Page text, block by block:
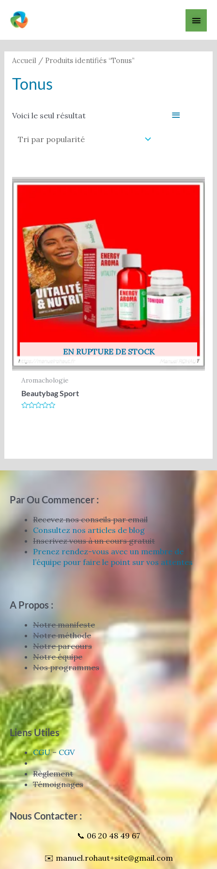
contenu
Accueil/ Produits identifiés “Tonus”
Tonus
Voici le seul résultat
EN RUPTURE DE STOCK
Aromachologie
Beautybag Sport
Par Ou Commencer :
Recevez nos conseils par email
Consultez nos articles de blog
Inscrivez vous à un cours gratuit
Prenez rendez-vous avec un membre de
l’équipe pour faire le point sur vos attentes
A Propos :
Notre manifeste
Notre méthode
Notre parcours
Notre équipe
Nos programmes
Liens Utiles
CGU–CGV
Règlement
Témoignages
Nous Contacter :
📞 06 20 48 49 67
✉️ manuel.rohaut+site@gmail.com